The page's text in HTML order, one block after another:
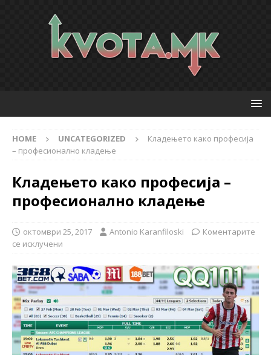
HOME UNCATEGORIZED
Кладењето како професија
– професионално кладење
Кладењето како професија –
професионално кладење
октомври 25, 2017 Antonio Karanfiloski
Коментарите
се исклучени